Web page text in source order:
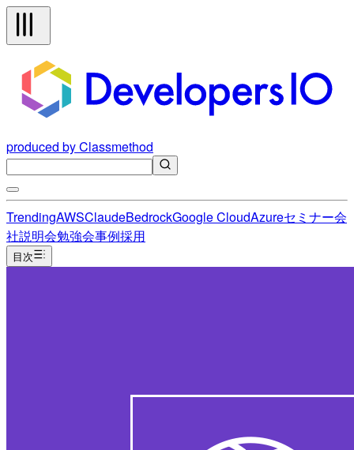
produced by Classmethod
TrendingAWSClaudeBedrockGoogle CloudAzureセミナー会
社説明会勉強会事例採用
目次